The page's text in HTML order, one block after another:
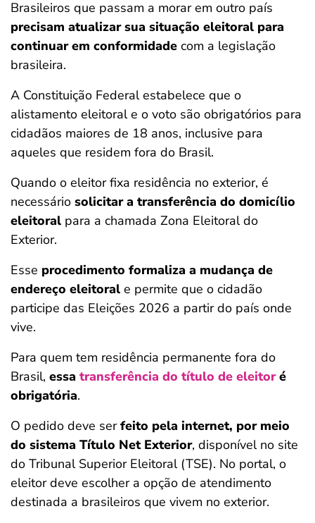
Brasileiros que passam a morar em outro país
precisam atualizar sua situação eleitoral para
continuar em conformidade com a legislação
brasileira.
A Constituição Federal estabelece que o
alistamento eleitoral e o voto são obrigatórios para
cidadãos maiores de 18 anos, inclusive para
aqueles que residem fora do Brasil.
Quando o eleitor fixa residência no exterior, é
necessário solicitar a transferência do domicílio
eleitoral para a chamada Zona Eleitoral do
Exterior.
Esse procedimento formaliza a mudança de
endereço eleitoral e permite que o cidadão
participe das Eleições 2026 a partir do país onde
vive.
Para quem tem residência permanente fora do
Brasil, essa transferência do título de eleitoré
obrigatória.
O pedido deve serfeito pela internet, por meio
do sistema Título Net Exterior, disponível no site
do Tribunal Superior Eleitoral (TSE). No portal, o
eleitor deve escolher a opção de atendimento
destinada a brasileiros que vivem no exterior.